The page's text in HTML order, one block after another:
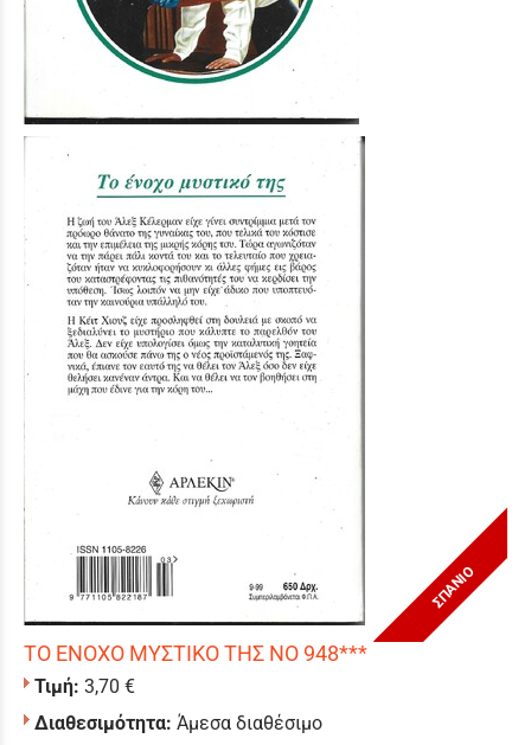
ΣΠΑΝΙΟ
ΤΟ ΕΝΟΧΟ ΜΥΣΤΙΚΟ ΤΗΣ ΝΟ 948***
Τιμή: 3,70 €
Διαθεσιμότητα: Άμεσα διαθέσιμο